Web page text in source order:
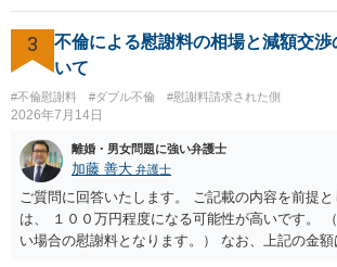
困難 仮に裁判で敗訴した場合でも、分割払いに
か。 ⇒判決となり敗訴してしまった場合は、強
の財産を差し押さえられ、そこから債権回収が
すが、 和解であれば柔軟な解決が可能ですので
いにより支払うことも十分可能です。 ⑤ このよう
は120万円のみ和解交渉を続けるべきでしょうか
識を前提にすれば、１００万円も含めて返済する
れるため、 120万円のみについて交渉を続けるこ
ます。
するデメリットはありますから（経済的、時間的
反対にご自身が、裁判も辞さずという姿勢を
に働く可能性は有り得ます。 交渉で解決する
が弁護士に依頼しているケースで、５０万円以下
稀であると思います。 通常は、６０万円から
ことが多いというのが私の印象です。 ２ 質
減額を進めるうえでの交渉材料かと思います。
婚しないことは、交渉材料にはならないかと思い
ださい。 また、相手夫婦の婚姻関係が既に破
相手女性が結婚しているとは知らなかったと主張
が、 ケースバイケースですので、ご自身の場
できるかはよくお考え下さい。 ３ 質問③ 違
3
不倫による慰謝料の相場と減額交渉
いて
#不倫慰謝料 #ダブル不倫 #慰謝料請求された側
2026年7月14日
離婚・男女問題に強い弁護士
加藤 善大 弁護士
ご質問に回答いたします。 ご記載の内容を前提
は、 １００万円程度になる可能性が高いです。
い場合の慰謝料となります。） なお、上記の金